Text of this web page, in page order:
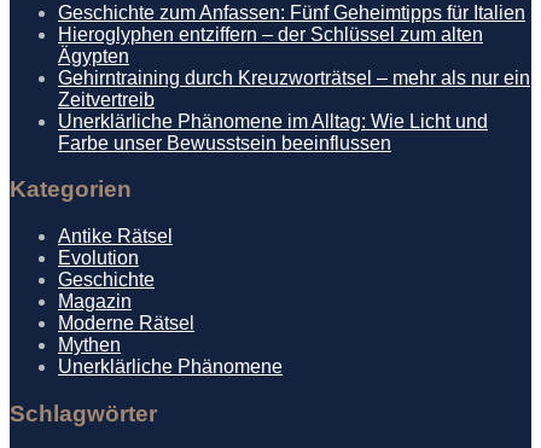
Geschichte zum Anfassen: Fünf Geheimtipps für Italien
Hieroglyphen entziffern – der Schlüssel zum alten
Ägypten
Gehirntraining durch Kreuzworträtsel – mehr als nur ein
Zeitvertreib
Unerklärliche Phänomene im Alltag: Wie Licht und
Farbe unser Bewusstsein beeinflussen
Kategorien
Antike Rätsel
Evolution
Geschichte
Magazin
Moderne Rätsel
Mythen
Unerklärliche Phänomene
Schlagwörter